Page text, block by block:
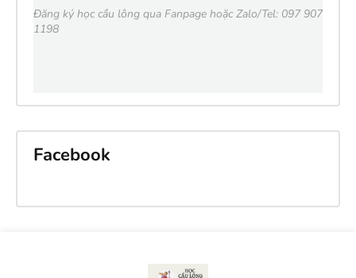
Đăng ký học cầu lông qua Fanpage hoặc Zalo/Tel: 097 907
1198
Facebook